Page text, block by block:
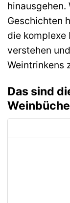
hinausgehen.
Geschichten
die komplexe
verstehen
Weintrinkens
Das sind